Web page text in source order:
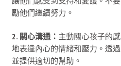
勵他們繼續努力。
2. 關心溝通： 主動關心孩子的
地表達內心的情緒和壓力。透
並提供適切的幫助。